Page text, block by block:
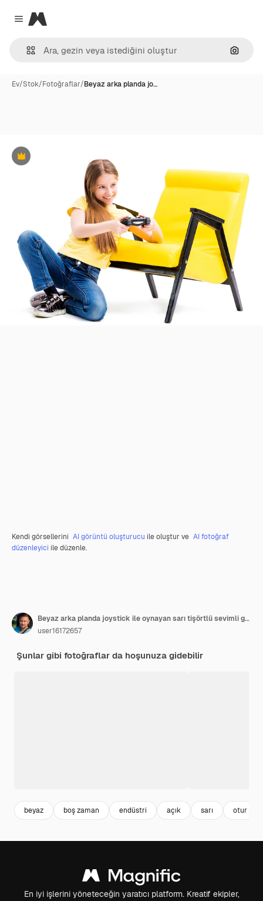
Close menu
Magnific
Ev/Stok/Fotoğraflar/Beyaz arka planda jo…
Premium
Kendi görsellerini AI görüntü oluşturucu ile oluştur ve AI fotoğraf
düzenleyici ile düzenle.
Beyaz arka planda joystick ile oynayan sarı tişörtlü sevimli genç kız
user16172657
Şunlar gibi fotoğraflar da hoşunuza gidebilir
beyaz boş zaman endüstri açık sarı otur
En iyi işlerini yöneteceğin yaratıcı platform. Kreatif ekipler,